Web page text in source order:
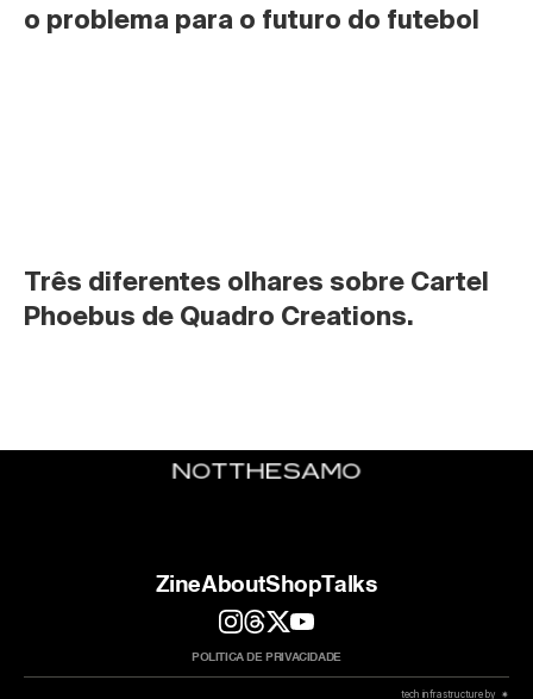
o problema para o futuro do futebol
Três diferentes olhares sobre Cartel
Phoebus de Quadro Creations.
ZineAboutShopTalks
tech infrastructure by  ✷
POLITICA DE PRIVACIDADE